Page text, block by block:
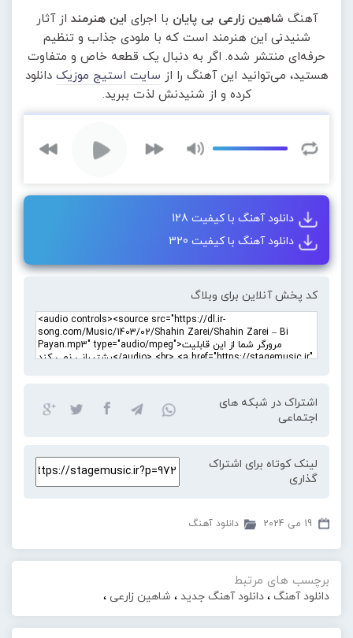
آهنگ شاهین زارعی بی پایان با اجرای این هنرمند از آثار
شنیدنی این هنرمند است که با ملودی جذاب و تنظیم
حرفه‌ای منتشر شده. اگر به دنبال یک قطعه خاص و متفاوت
هستید، می‌توانید این آهنگ را از سایت استیج موزیک دانلود
کرده و از شنیدنش لذت ببرید.
دانلود آهنگ با کیفیت 128
دانلود آهنگ با کیفیت 320
کد پخش آنلاین برای وبلاگ
اشتراک در شبکه های
اجتماعی
لینک کوتاه برای اشتراک
گذاری
19 می 2024 دانلود آهنگ
برچسب های مرتبط
دانلود آهنگ ، دانلود آهنگ جدید ، شاهین زارعی ،